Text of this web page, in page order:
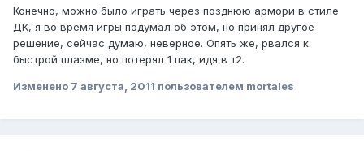
Конечно, можно было играть через позднюю армори в стиле
ДК, я во время игры подумал об этом, но принял другое
решение, сейчас думаю, неверное. Опять же, рвался к
быстрой плазме, но потерял 1 пак, идя в т2.
Изменено 7 августа, 2011 пользователем mortales